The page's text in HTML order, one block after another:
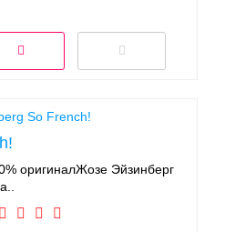
оригиналЖозе Эйзинберг